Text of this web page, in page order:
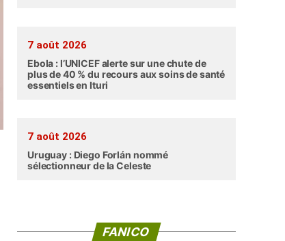
7 août 2026
Ebola : l’UNICEF alerte sur une chute de
plus de 40 % du recours aux soins de santé
essentiels en Ituri
7 août 2026
Uruguay : Diego Forlán nommé
sélectionneur de la Celeste
FANICO